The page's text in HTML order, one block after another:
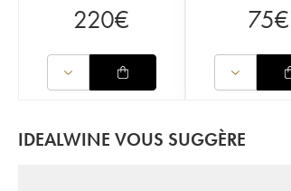
220€ 75€
IDEALWINE VOUS SUGGÈRE